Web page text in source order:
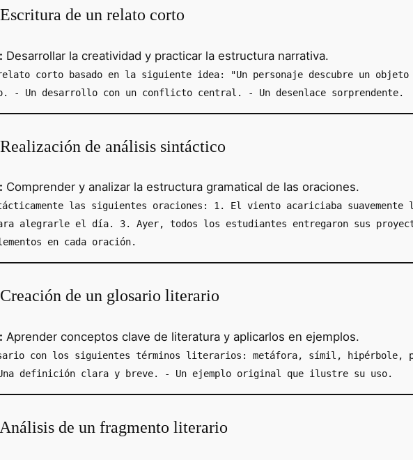
Escritura de un relato corto
Desarrollar la creatividad y practicar la estructura narrativa.
corto basado en la siguiente idea: "Un personaje descubre un
- Un desarrollo con un conflicto central. - Un desenlace sorprendente.
Realización de análisis sintáctico
Comprender y analizar la estructura gramatical de las oraciones.
las siguientes oraciones: 1. El viento acariciaba
alegrarle el día. 3. Ayer, todos los estudiantes entregaron sus
en cada oración.
Creación de un glosario literario
Aprender conceptos clave de literatura y aplicarlos en ejemplos.
con los siguientes términos literarios: metáfora, símil, hipérbole,
definición clara y breve. - Un ejemplo original que ilustre su uso.
Análisis de un fragmento literario